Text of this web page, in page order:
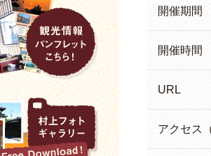
開催期間
開催時間
URL
アクセス